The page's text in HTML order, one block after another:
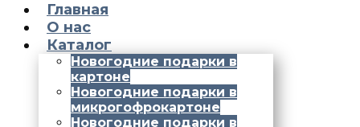
Главная
О нас
Каталог
Новогодние подарки в
картоне
Новогодние подарки в
микрогофрокартоне
Новогодние подарки в